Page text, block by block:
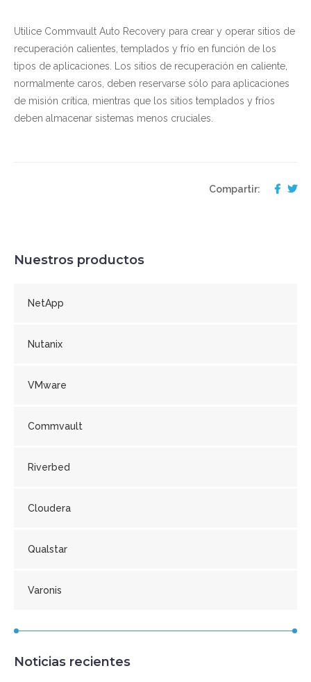
Utilice Commvault Auto Recovery para crear y operar sitios de
recuperación calientes, templados y frío en función de los
tipos de aplicaciones. Los sitios de recuperación en caliente,
normalmente caros, deben reservarse sólo para aplicaciones
de misión crítica, mientras que los sitios templados y fríos
deben almacenar sistemas menos cruciales.
Compartir:
Nuestros productos
NetApp
Nutanix
VMware
Commvault
Riverbed
Cloudera
Qualstar
Varonis
Noticias recientes